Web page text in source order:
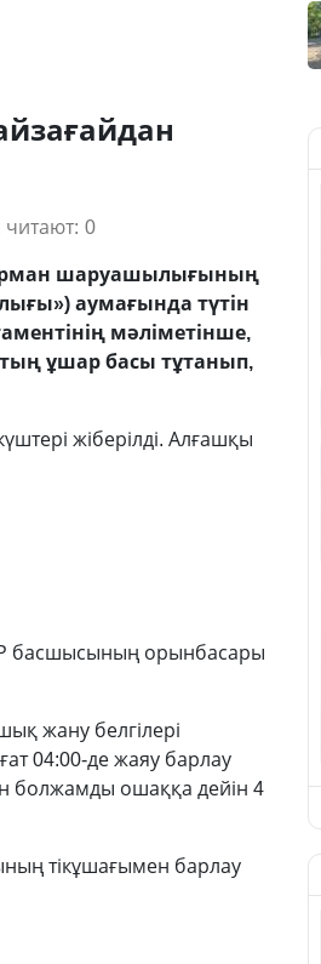
читают: 0
шаруашылығының
аумағында түтін
мәліметінше,
ұшар басы тұтанып,
жіберілді. Алғашқы
басшысының орынбасары
жану белгілері
04:00-де жаяу барлау
болжамды ошаққа дейін 4
тікұшағымен барлау